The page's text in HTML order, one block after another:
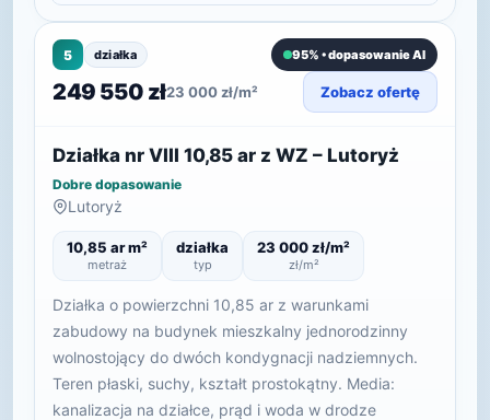
5 działka 95% • dopasowanie AI
249 550 zł23 000 zł/m² Zobacz ofertę
Działka nr VIII 10,85 ar z WZ – Lutoryż
Dobre dopasowanie
Lutoryż
10,85 ar m²
metraż
działka
typ
23 000 zł/m²
zł/m²
Działka o powierzchni 10,85 ar z warunkami
zabudowy na budynek mieszkalny jednorodzinny
wolnostojący do dwóch kondygnacji nadziemnych.
Teren płaski, suchy, kształt prostokątny. Media:
kanalizacja na działce, prąd i woda w drodze